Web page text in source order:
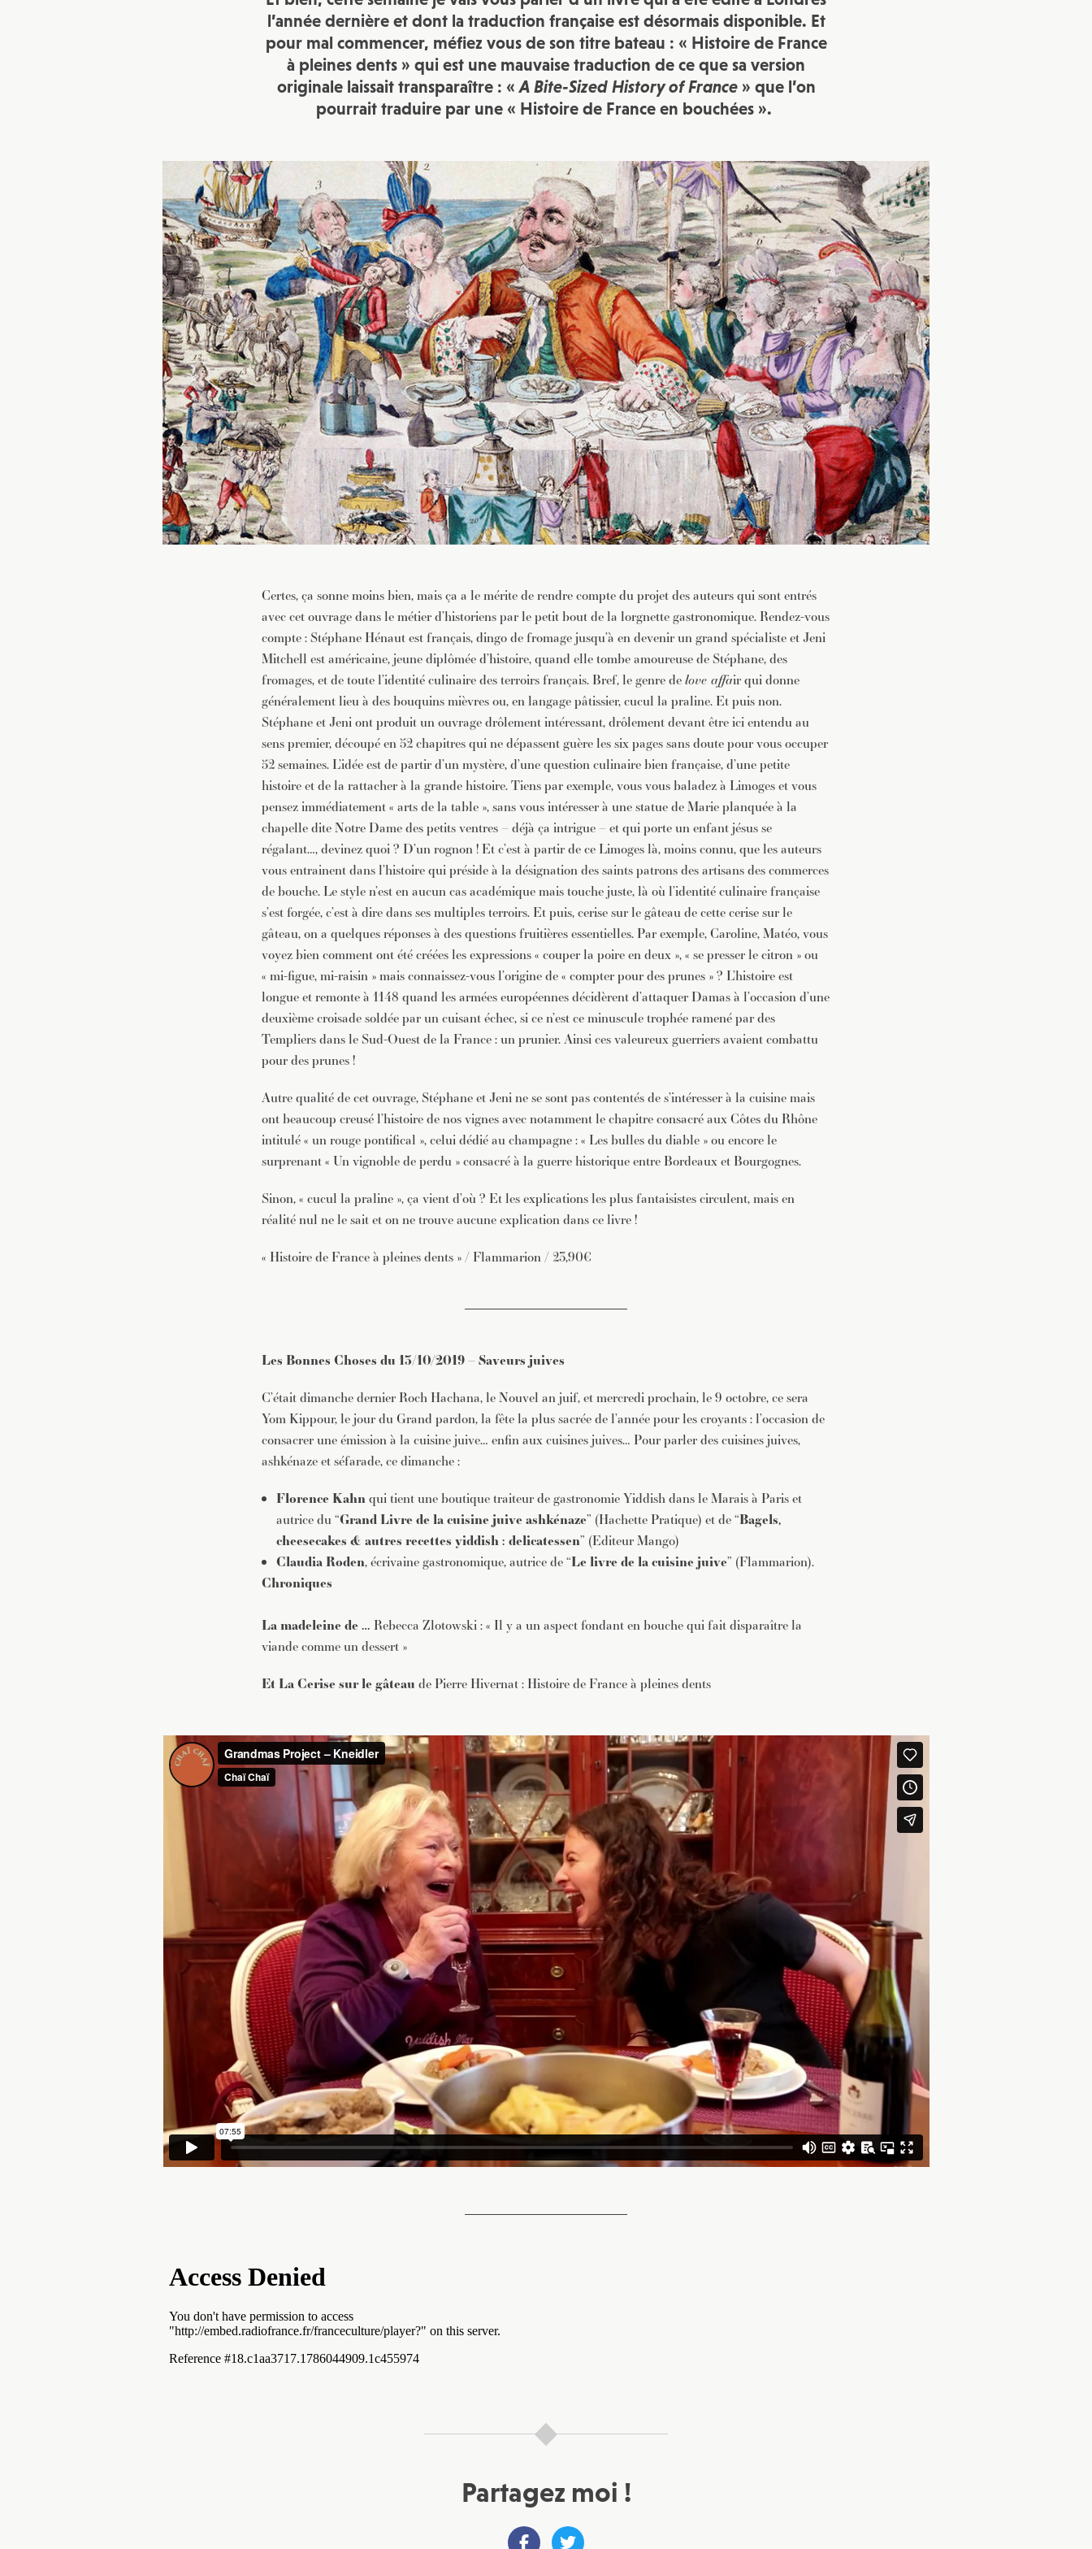
l’année dernière et dont la traduction française est désormais disponible. Et
pour mal commencer, méfiez vous de son titre bateau : « Histoire de France
à pleines dents » qui est une mauvaise traduction de ce que sa version
originale laissait transparaître : «A Bite-Sized History of France» que l’on
pourrait traduire par une « Histoire de France en bouchées ».
Certes, ça sonne moins bien, mais ça a le mérite de rendre compte du projet des auteurs qui sont entrés
avec cet ouvrage dans le métier d’historiens par le petit bout de la lorgnette gastronomique. Rendez-vous
compte : Stéphane Hénaut est français, dingo de fromage jusqu’à en devenir un grand spécialiste et Jeni
Mitchell est américaine, jeune diplômée d’histoire, quand elle tombe amoureuse de Stéphane, des
fromages, et de toute l’identité culinaire des terroirs français. Bref, le genre delove affair qui donne
généralement lieu à des bouquins mièvres ou, en langage pâtissier, cucul la praline. Et puis non.
Stéphane et Jeni ont produit un ouvrage drôlement intéressant, drôlement devant être ici entendu au
sens premier, découpé en 52 chapitres qui ne dépassent guère les six pages sans doute pour vous occuper
52 semaines. L’idée est de partir d’un mystère, d’une question culinaire bien française, d’une petite
histoire et de la rattacher à la grande histoire. Tiens par exemple, vous vous baladez à Limoges et vous
pensez immédiatement « arts de la table », sans vous intéresser à une statue de Marie planquée à la
chapelle dite Notre Dame des petits ventres – déjà ça intrigue – et qui porte un enfant jésus se
régalant…, devinez quoi ? D’un rognon ! Et c’est à partir de ce Limoges là, moins connu, que les auteurs
vous entrainent dans l’histoire qui préside à la désignation des saints patrons des artisans des commerces
de bouche. Le style n’est en aucun cas académique mais touche juste, là où l’identité culinaire française
s’est forgée, c’est à dire dans ses multiples terroirs. Et puis, cerise sur le gâteau de cette cerise sur le
gâteau, on a quelques réponses à des questions fruitières essentielles. Par exemple, Caroline, Matéo, vous
voyez bien comment ont été créées les expressions « couper la poire en deux », « se presser le citron » ou
« mi-figue, mi-raisin » mais connaissez-vous l’origine de « compter pour des prunes » ? L’histoire est
longue et remonte à 1148 quand les armées européennes décidèrent d’attaquer Damas à l’occasion d’une
deuxième croisade soldée par un cuisant échec, si ce n’est ce minuscule trophée ramené par des
Templiers dans le Sud-Ouest de la France : un prunier. Ainsi ces valeureux guerriers avaient combattu
pour des prunes !
Autre qualité de cet ouvrage, Stéphane et Jeni ne se sont pas contentés de s’intéresser à la cuisine mais
ont beaucoup creusé l’histoire de nos vignes avec notamment le chapitre consacré aux Côtes du Rhône
intitulé « un rouge pontifical », celui dédié au champagne : « Les bulles du diable » ou encore le
surprenant « Un vignoble de perdu » consacré à la guerre historique entre Bordeaux et Bourgognes.
Sinon, « cucul la praline », ça vient d’où ? Et les explications les plus fantaisistes circulent, mais en
réalité nul ne le sait et on ne trouve aucune explication dans ce livre !
« Histoire de France à pleines dents » / Flammarion / 23,90€
Les Bonnes Choses du 13/10/2019 – Saveurs juives
C’était dimanche dernier Roch Hachana, le Nouvel an juif, et mercredi prochain, le 9 octobre, ce sera
Yom Kippour, le jour du Grand pardon, la fête la plus sacrée de l’année pour les croyants : l’occasion de
consacrer une émission à la cuisine juive… enfin aux cuisines juives… Pour parler des cuisines juives,
ashkénaze et séfarade, ce dimanche :
Florence Kahnqui tient uneboutique traiteur de gastronomie Yiddish dans le Marais à Pariset
autrice du “Grand Livre de la cuisine juive ashkénaze” (Hachette Pratique) et de “Bagels,
cheesecakes & autres recettes yiddish : delicatessen” (Editeur Mango)
Claudia Roden, écrivaine gastronomique, autrice de “Le livre de la cuisine juive” (Flammarion).
Chroniques
La madeleine de … Rebecca Zlotowski : « Il y a un aspect fondant en bouche qui fait disparaître la
viande comme un dessert »
EtLa Cerise sur le gâteau de Pierre Hivernat : Histoire de France à pleines dents
Partagez moi !
JE M'INSCRIS À LA NEWSLETTER
Pour recevoir toutes les deux semaines notre lettre d’info avec une
sélection d’articles …